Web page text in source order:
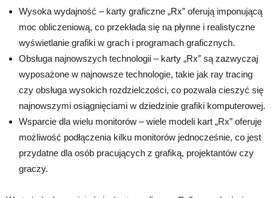
Wysoka wydajność – karty graficzne „Rx” oferują imponującą
moc obliczeniową, co przekłada się na płynne i realistyczne
wyświetlanie grafiki w grach i programach graficznych.
Obsługa najnowszych technologii – karty „Rx” są zazwyczaj
wyposażone w najnowsze technologie, takie jak ray tracing
czy obsługa wysokich rozdzielczości, co pozwala cieszyć się
najnowszymi osiągnięciami w dziedzinie grafiki komputerowej.
Wsparcie dla wielu monitorów – wiele modeli kart „Rx” oferuje
możliwość podłączenia kilku monitorów jednocześnie, co jest
przydatne dla osób pracujących z grafiką, projektantów czy
graczy.